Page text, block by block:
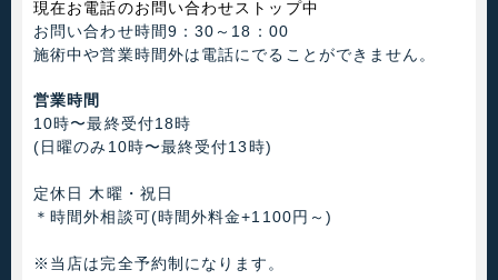
現在お電話のお問い合わせストップ中
お問い合わせ時間9：30～18：00
施術中や営業時間外は電話にでることができません。
営業時間
10時〜最終受付18時
(日曜のみ10時〜最終受付13時)
定休日 木曜・祝日
＊時間外相談可(時間外料金+1100円～)
※当店は完全予約制になります。